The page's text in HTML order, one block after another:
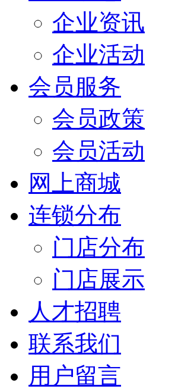
企业资讯
企业活动
会员服务
会员政策
会员活动
网上商城
连锁分布
门店分布
门店展示
人才招聘
联系我们
用户留言